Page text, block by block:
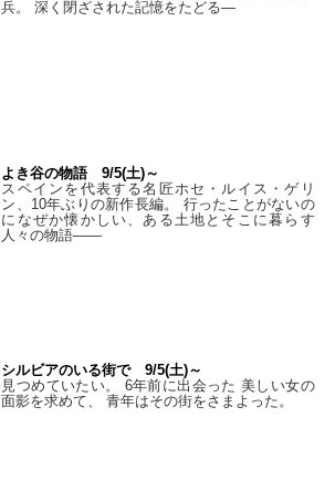
兵。 深く閉ざされた記憶をたどる—
よき谷の物語 9/5(土)～
スペインを代表する名匠ホセ・ルイス・ゲリ
ン、10年ぶりの新作長編。 行ったことがないの
になぜか懐かしい、ある土地とそこに暮らす
人々の物語――
シルビアのいる街で 9/5(土)～
見つめていたい。 6年前に出会った 美しい女の
面影を求めて、 青年はその街をさまよった。